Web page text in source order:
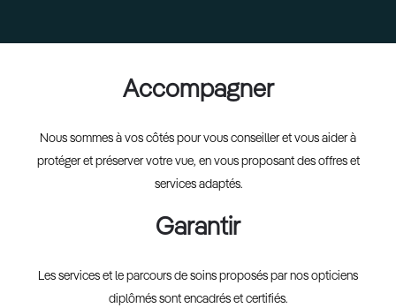
Accompagner
Nous sommes à vos côtés pour vous conseiller et vous aider à
protéger et préserver votre vue, en vous proposant des offres et
services adaptés.
Garantir
Les services et le parcours de soins proposés par nos opticiens
diplômés sont encadrés et certifiés.